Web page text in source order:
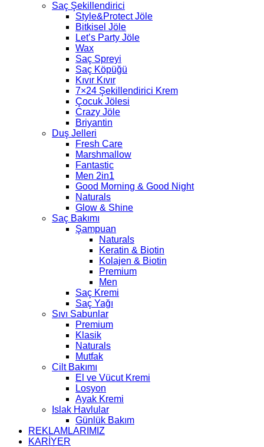
Saç Şekillendirici
Style&Protect Jöle
Bitkisel Jöle
Let’s Party Jöle
Wax
Saç Spreyi
Saç Köpüğü
Kıvır Kıvır
7×24 Şekillendirici Krem
Çocuk Jölesi
Crazy Jöle
Briyantin
Duş Jelleri
Fresh Care
Marshmallow
Fantastic
Men 2in1
Good Morning & Good Night
Naturals
Glow & Shine
Saç Bakımı
Şampuan
Naturals
Keratin & Biotin
Kolajen & Biotin
Premium
Men
Saç Kremi
Saç Yağı
Sıvı Sabunlar
Premium
Klasik
Naturals
Mutfak
Cilt Bakımı
El ve Vücut Kremi
Losyon
Ayak Kremi
Islak Havlular
Günlük Bakım
REKLAMLARIMIZ
KARİYER